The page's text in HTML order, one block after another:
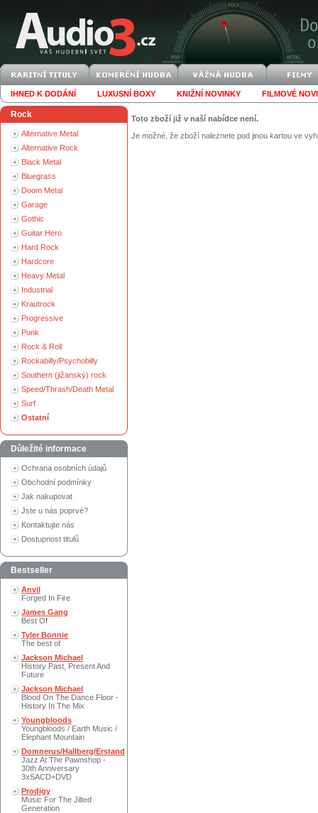
IHNED K DODÁNÍ LUXUSNÍ BOXY KNIŽNÍ NOVINKY FILMOVÉ
Rock
Alternative Metal
Alternative Rock
Black Metal
Bluegrass
Doom Metal
Garage
Gothic
Guitar Hero
Hard Rock
Hardcore
Heavy Metal
Industrial
Krautrock
Progressive
Punk
Rock & Roll
Rockabilly/Psychobilly
Southern (jižanský) rock
Speed/Thrash/Death Metal
Surf
Ostatní
Důležité informace
Ochrana osobních údajů
Obchodní podmínky
Jak nakupovat
Jste u nás poprvé?
Kontaktujte nás
Dostupnost titulů
Bestseller
Anvil
Forged In Fire
James Gang
Best Of
Tyler Bonnie
The best of
Jackson Michael
History Past, Present And
Future
Jackson Michael
Blood On The Dance Floor -
History In The Mix
Youngbloods
Youngbloods / Earth Music /
Elephant Mountain
Domnerus/Hallberg/Erstand
Jazz At The Pawnshop -
30th Anniversary
3xSACD+DVD
Prodigy
Music For The Jilted
Generation
Toto zboží již v naší nabídce není.
Je možné, že zboží naleznete pod jinou kartou ve